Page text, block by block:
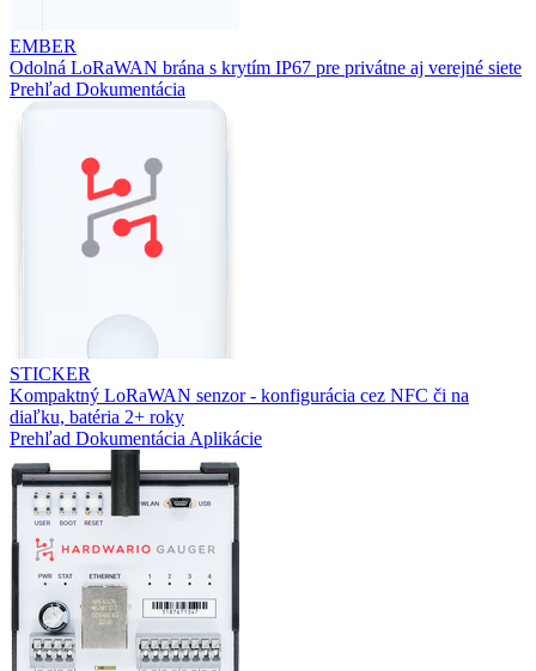
EMBER
Odolná LoRaWAN brána s krytím IP67 pre privátne aj verejné siete
Prehľad Dokumentácia
STICKER
Kompaktný LoRaWAN senzor - konfigurácia cez NFC či na
diaľku, batéria 2+ roky
Prehľad Dokumentácia Aplikácie